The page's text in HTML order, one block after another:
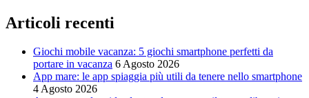
Articoli recenti
Giochi mobile vacanza: 5 giochi smartphone perfetti da
portare in vacanza 6 Agosto 2026
App mare: le app spiaggia più utili da tenere nello smartphone
4 Agosto 2026